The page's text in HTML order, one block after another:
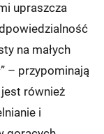
upraszcza
na małych
– przypominają
również
i